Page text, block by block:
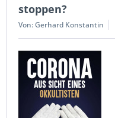
stoppen?
Von: Gerhard Konstantin